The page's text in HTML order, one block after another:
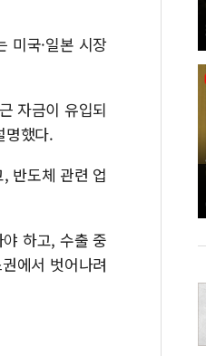
미국·일본 시장
자금이 유입되
명했다.
반도체 관련 업
하고, 수출 중
에서 벗어나려